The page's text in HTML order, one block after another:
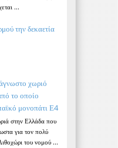
...
την δεκαετία
χωριό
το οποίο
μονοπάτι Ε4
στην Ελλάδα που
για τον πολύ
του νομού ...